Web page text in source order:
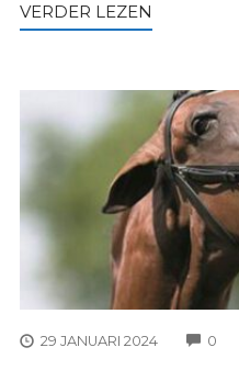
VERDER LEZEN
29 JANUARI 2024 0